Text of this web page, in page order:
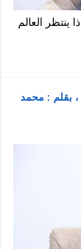
العالم
، بقلم : محمد